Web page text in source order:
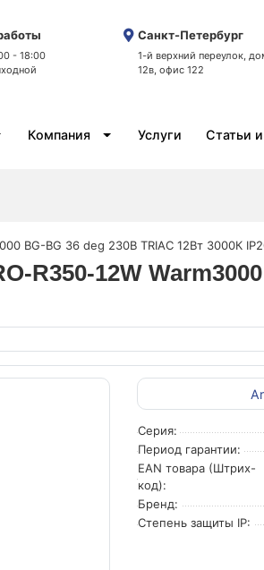
- 18:00
Санкт-Петербург
1-й верхний переулок,
12в, офис 122
Компания Услуги Статьи
BG-BG 36 deg 230В TRIAC 12Вт 3000К
R350-12W
Серия:
Период гарантии:
EAN товара (Штрих-
код):
Бренд:
Степень защиты IP: